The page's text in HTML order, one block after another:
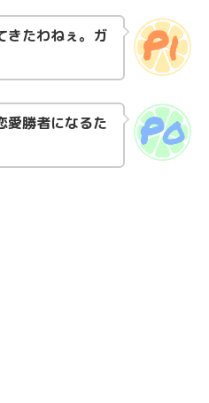
きたわねぇ。ガ
愛勝者になるた